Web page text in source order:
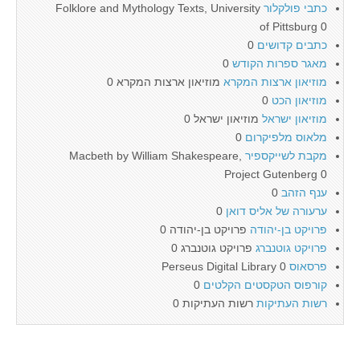
כתבי פולקלור Folklore and Mythology Texts, University
of Pittsburg 0
כתבים קדושים
מאגר ספרות הקודש
מוזיאון ארצות המקרא מוזיאון ארצות המקרא 0
מוזיאון הכט
מוזיאון ישראל מוזיאון ישראל 0
מלאוס מלפיקרום
מקבת לשייקספיר Macbeth by William Shakespeare,
Project Gutenberg 0
ענף הזהב
ערעורה של אליס דואן
פרויקט בן-יהודה פרויקט בן-יהודה 0
פרויקט גוטנברג פרויקט גוטנברג 0
פרסאוס
קורפוס הטקסטים הקלטים
רשות העתיקות רשות העתיקות 0